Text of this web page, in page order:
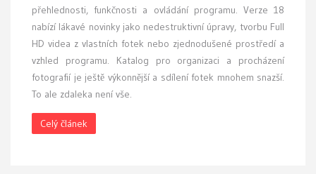
přehlednosti, funkčnosti a ovládání programu. Verze 18
nabízí lákavé novinky jako nedestruktivní úpravy, tvorbu Full
HD videa z vlastních fotek nebo zjednodušené prostředí a
vzhled programu. Katalog pro organizaci a procházení
fotografií je ještě výkonnější a sdílení fotek mnohem snazší.
To ale zdaleka není vše.
Celý článek